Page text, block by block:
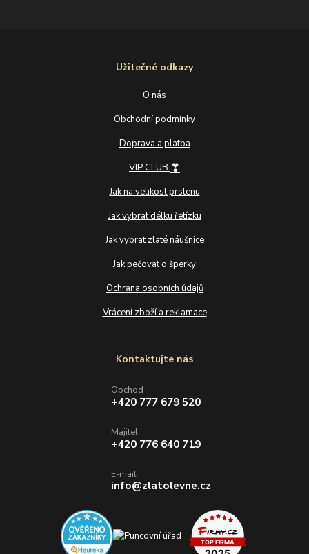
Užitečné odkazy
O nás
Obchodní podmínky
Doprava a platba
VIP CLUB ❣
Jak na velikost prstenu
Jak vybrat délku řetízku
Jak vybrat zlaté náušnice
Jak pečovat o šperky
Ochrana osobních údajů
Vrácení zboží a reklamace
Kontaktujte nás
Obchod
+420 777 679 520
Majitel
+420 776 640 719
E-mail
info@zlatolevne.cz